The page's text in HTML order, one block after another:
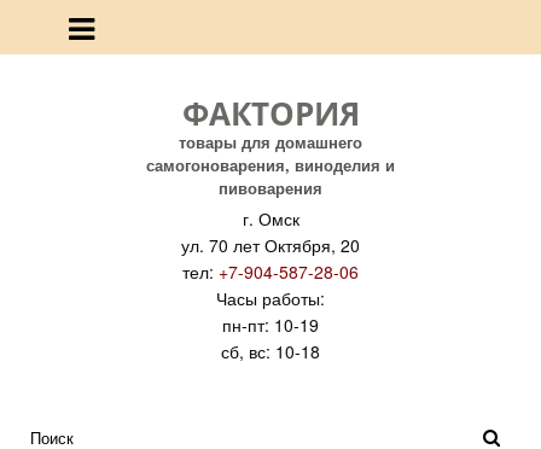
ФАКТОРИЯ
товары для домашнего
самогоноварения, виноделия и
пивоварения
г. Омск
ул. 70 лет Октября, 20
тел: +7-904-587-28-06
Часы работы:
пн-пт: 10-19
сб, вс: 10-18